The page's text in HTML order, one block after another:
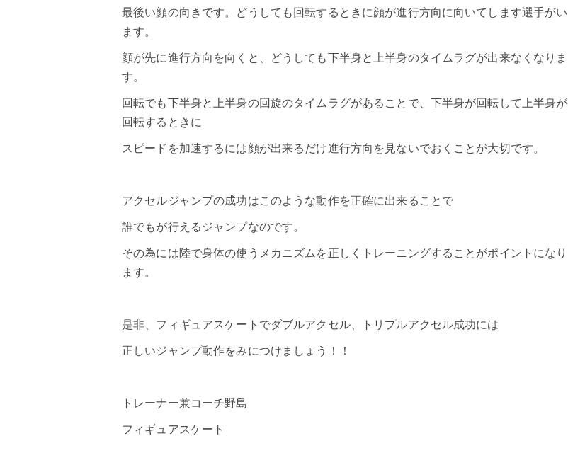
最後い顔の向きです。どうしても回転するときに顔が進行方向に向いてします選手がい
ます。
顔が先に進行方向を向くと、どうしても下半身と上半身のタイムラグが出来なくなりま
す。
回転でも下半身と上半身の回旋のタイムラグがあることで、下半身が回転して上半身が
回転するときに
スピードを加速するには顔が出来るだけ進行方向を見ないでおくことが大切です。
アクセルジャンプの成功はこのような動作を正確に出来ることで
誰でもが行えるジャンプなのです。
その為には陸で身体の使うメカニズムを正しくトレーニングすることがポイントになり
ます。
是非、フィギュアスケートでダブルアクセル、トリプルアクセル成功には
正しいジャンプ動作をみにつけましょう！！
トレーナー兼コーチ野島
フィギュアスケート